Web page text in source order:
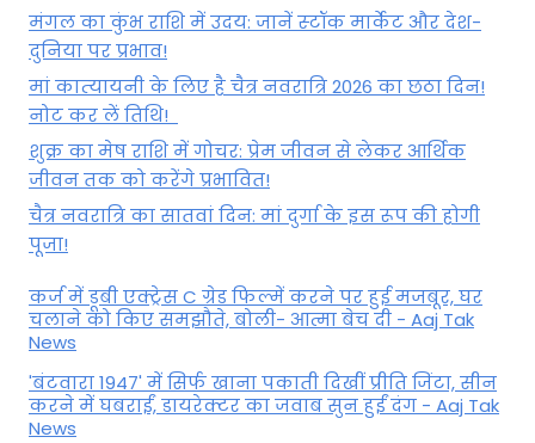
मंगल का कुंभ राशि में उदय: जानें स्‍टॉक मार्केट और देश-
दुनिया पर प्रभाव!
मां कात्‍यायनी के लिए है चैत्र नवरात्रि 2026 का छठा दिन!
नोट कर लें तिथि!
शुक्र का मेष राशि में गोचर: प्रेम जीवन से लेकर आर्थिक
जीवन तक को करेंगे प्रभावित!
चैत्र नवरात्रि का सातवां दिन: मां दुर्गा के इस रूप की होगी
पूजा!
कर्ज में डूबी एक्ट्रेस C ग्रेड फिल्में करने पर हुई मजबूर, घर
चलाने को किए समझौते, बोली- आत्मा बेच दी - Aaj Tak
News
'बंटवारा 1947' में सिर्फ खाना पकाती दिखीं प्रीति जिंटा, सीन
करने में घबराईं, डायरेक्टर का जवाब सुन हुईं दंग - Aaj Tak
News